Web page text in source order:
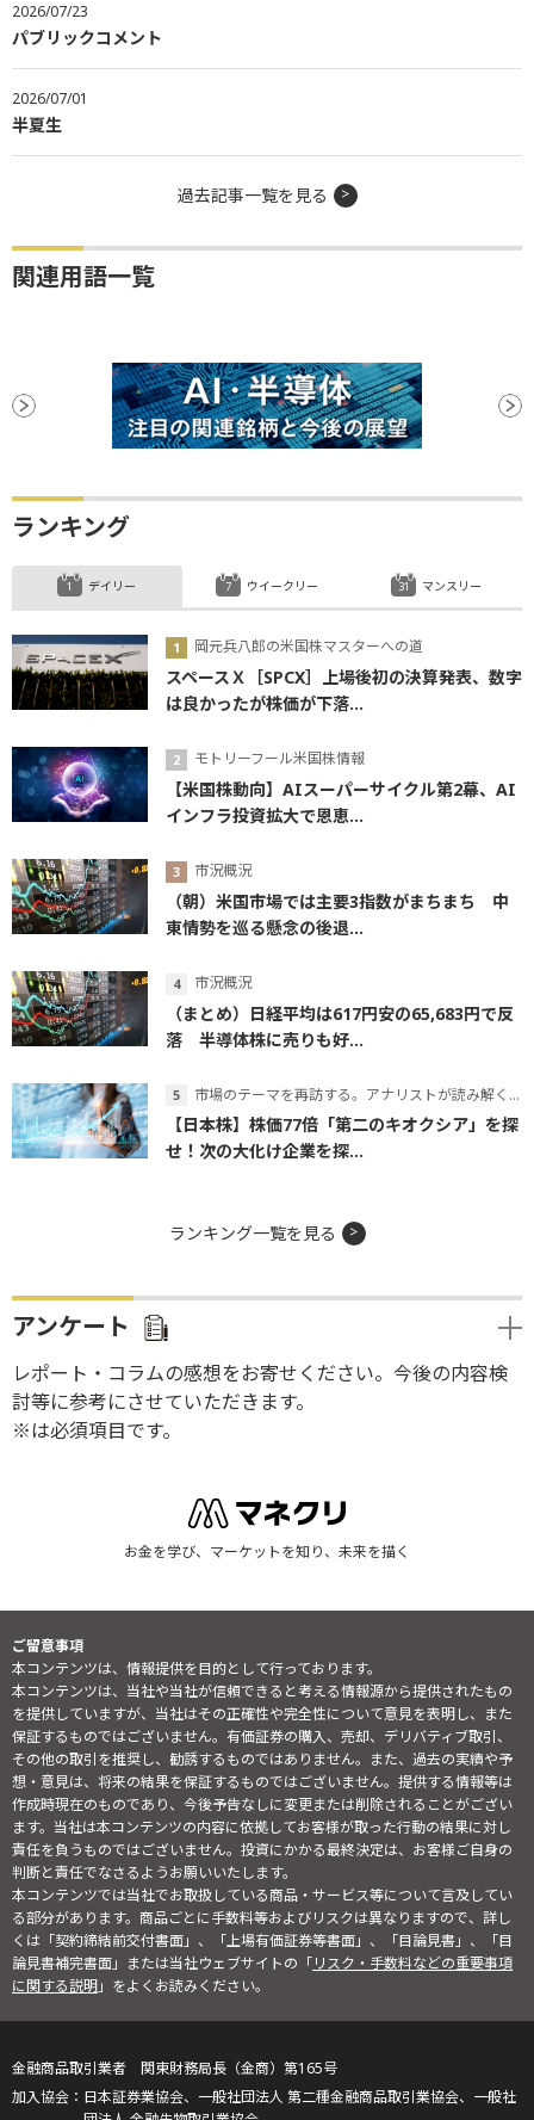
2026/07/23
パブリックコメント
2026/07/01
半夏生
過去記事一覧を見る
関連用語一覧
ランキング
デイリー
岡元兵八郎の米国株マスターへの道
スペースＸ［SPCX］上場後初の決算発表、数字
は良かったが株価が下落...
モトリーフール米国株情報
【米国株動向】AIスーパーサイクル第2幕、AI
インフラ投資拡大で恩恵...
市況概況
（朝）米国市場では主要3指数がまちまち 中
東情勢を巡る懸念の後退...
市況概況
（まとめ）日経平均は617円安の65,683円で反
落 半導体株に売りも好...
市場のテーマを再訪する。アナリストが読み解くテーマの本質
【日本株】株価77倍「第二のキオクシア」を探
せ！次の大化け企業を探...
ウイークリー マンスリー
ランキング一覧を見る
アンケート
レポート・コラムの感想をお寄せください。今後の内容検
討等に参考にさせていただきます。
※は必須項目です。
お金を学び、マーケットを知り、未来を描く
ご留意事項
本コンテンツは、情報提供を目的として行っております。
本コンテンツは、当社や当社が信頼できると考える情報源から提供されたもの
を提供していますが、当社はその正確性や完全性について意見を表明し、また
保証するものではございません。有価証券の購入、売却、デリバティブ取引、
その他の取引を推奨し、勧誘するものではありません。また、過去の実績や予
想・意見は、将来の結果を保証するものではございません。提供する情報等は
作成時現在のものであり、今後予告なしに変更または削除されることがござい
ます。当社は本コンテンツの内容に依拠してお客様が取った行動の結果に対し
責任を負うものではございません。投資にかかる最終決定は、お客様ご自身の
判断と責任でなさるようお願いいたします。
本コンテンツでは当社でお取扱している商品・サービス等について言及してい
る部分があります。商品ごとに手数料等およびリスクは異なりますので、詳し
くは「契約締結前交付書面」、「上場有価証券等書面」、「目論見書」、「目
論見書補完書面」または当社ウェブサイトの「リスク・手数料などの重要事項
に関する説明」をよくお読みください。
金融商品取引業者 関東財務局長（金商）第165号
日本証券業協会、一般社団法人 第二種金融商品取引業協会、一般社